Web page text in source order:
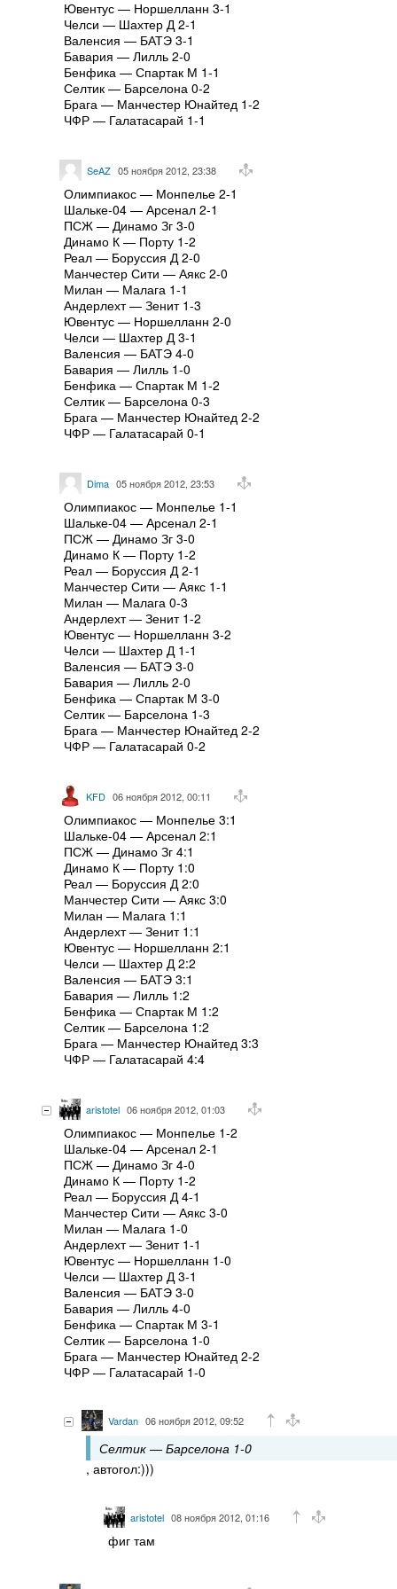
Ювентус — Норшелланн 3-1
Челси — Шахтер Д 2-1
Валенсия — БАТЭ 3-1
Бавария — Лилль 2-0
Бенфика — Спартак М 1-1
Селтик — Барселона 0-2
Брага — Манчестер Юнайтед 1-2
ЧФР — Галатасарай 1-1
SeAZ 05 ноября 2012, 23:38
Олимпиакос — Монпелье 2-1
Шальке-04 — Арсенал 2-1
ПСЖ — Динамо Зг 3-0
Динамо К — Порту 1-2
Реал — Боруссия Д 2-0
Манчестер Сити — Аякс 2-0
Милан — Малага 1-1
Андерлехт — Зенит 1-3
Ювентус — Норшелланн 2-0
Челси — Шахтер Д 3-1
Валенсия — БАТЭ 4-0
Бавария — Лилль 1-0
Бенфика — Спартак М 1-2
Селтик — Барселона 0-3
Брага — Манчестер Юнайтед 2-2
ЧФР — Галатасарай 0-1
Dima 05 ноября 2012, 23:53
Олимпиакос — Монпелье 1-1
Шальке-04 — Арсенал 2-1
ПСЖ — Динамо Зг 3-0
Динамо К — Порту 1-2
Реал — Боруссия Д 2-1
Манчестер Сити — Аякс 1-1
Милан — Малага 0-3
Андерлехт — Зенит 1-2
Ювентус — Норшелланн 3-2
Челси — Шахтер Д 1-1
Валенсия — БАТЭ 3-0
Бавария — Лилль 2-0
Бенфика — Спартак М 3-0
Селтик — Барселона 1-3
Брага — Манчестер Юнайтед 2-2
ЧФР — Галатасарай 0-2
KFD 06 ноября 2012, 00:11
Олимпиакос — Монпелье 3:1
Шальке-04 — Арсенал 2:1
ПСЖ — Динамо Зг 4:1
Динамо К — Порту 1:0
Реал — Боруссия Д 2:0
Манчестер Сити — Аякс 3:0
Милан — Малага 1:1
Андерлехт — Зенит 1:1
Ювентус — Норшелланн 2:1
Челси — Шахтер Д 2:2
Валенсия — БАТЭ 3:1
Бавария — Лилль 1:2
Бенфика — Спартак М 1:2
Селтик — Барселона 1:2
Брага — Манчестер Юнайтед 3:3
ЧФР — Галатасарай 4:4
aristotel 06 ноября 2012, 01:03
Олимпиакос — Монпелье 1-2
Шальке-04 — Арсенал 2-1
ПСЖ — Динамо Зг 4-0
Динамо К — Порту 1-2
Реал — Боруссия Д 4-1
Манчестер Сити — Аякс 3-0
Милан — Малага 1-0
Андерлехт — Зенит 1-1
Ювентус — Норшелланн 1-0
Челси — Шахтер Д 3-1
Валенсия — БАТЭ 3-0
Бавария — Лилль 4-0
Бенфика — Спартак М 3-1
Селтик — Барселона 1-0
Брага — Манчестер Юнайтед 2-2
ЧФР — Галатасарай 1-0
Vardan 06 ноября 2012, 09:52
Селтик — Барселона 1-0
, автогол:)))
aristotel 08 ноября 2012, 01:16
фиг там